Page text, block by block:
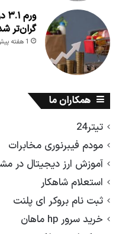
گران‌تر
1 هفته پیش
همکاران ما
تیتر24
مودم فیبرنوری مخابرات
آموزش ارز دیجیتال در
استعلام شاهکار
ثبت نام بروکر ای پلنت
خرید سرور hp ماهان